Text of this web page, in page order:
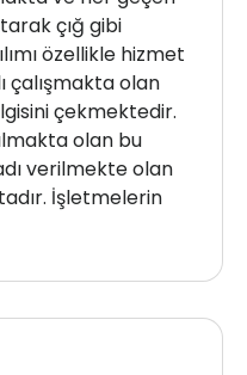
çığ gibi
özellikle hizmet
çalışmakta olan
çekmektedir.
olan bu
verilmekte olan
İşletmelerin